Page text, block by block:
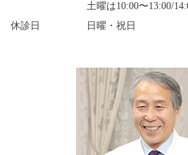
土曜は10:00〜13:00/
休診日
日曜・祝日